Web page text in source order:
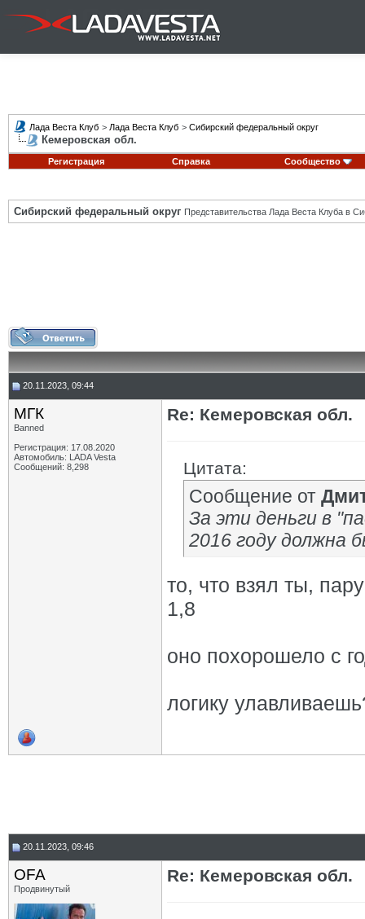
Лада Веста Клуб > Лада Веста Клуб > Сибирский федеральный округ
Кемеровская обл.
Регистрация Справка Сообщество
Сибирский федеральный округ Представительства Лада Веста Клуба в
20.11.2023, 09:44
МГК
Banned
Регистрация: 17.08.2020
Автомобиль: LADA Vesta
Сообщений: 8,298
Re: Кемеровская обл.
Цитата:
Сообщение от
За эти деньги в
2016 году должна
то, что взял ты,
1,8
оно похорошело с
логику
20.11.2023, 09:46
OFA
Продвинутый
Re: Кемеровская обл.